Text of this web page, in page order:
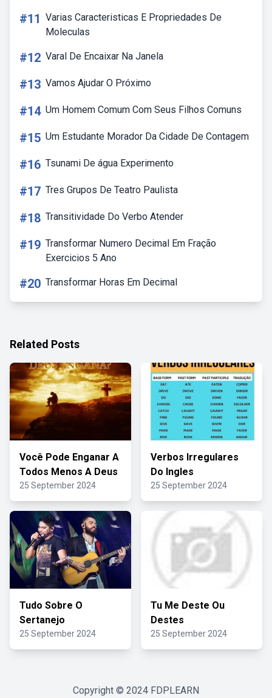
#11 Varias Caracteristicas E Propriedades De
Moleculas
#12 Varal De Encaixar Na Janela
#13 Vamos Ajudar O Próximo
#14 Um Homem Comum Com Seus Filhos Comuns
#15 Um Estudante Morador Da Cidade De Contagem
#16 Tsunami De água Experimento
#17 Tres Grupos De Teatro Paulista
#18 Transitividade Do Verbo Atender
#19 Transformar Numero Decimal Em Fração
Exercicios 5 Ano
#20 Transformar Horas Em Decimal
Related Posts
Você Pode Enganar A
Todos Menos A Deus
25 September 2024
Verbos Irregulares
Do Ingles
25 September 2024
Tudo Sobre O
Sertanejo
25 September 2024
Tu Me Deste Ou
Destes
25 September 2024
Copyright © 2024 FDPLEARN